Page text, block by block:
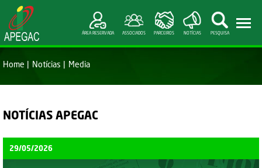
ÁREA RESERVADA ASSOCIADOS PARCEIROS NOTÍCIAS PESQUISA
Home Notícias Media
NOTÍCIAS APEGAC
29/05/2026